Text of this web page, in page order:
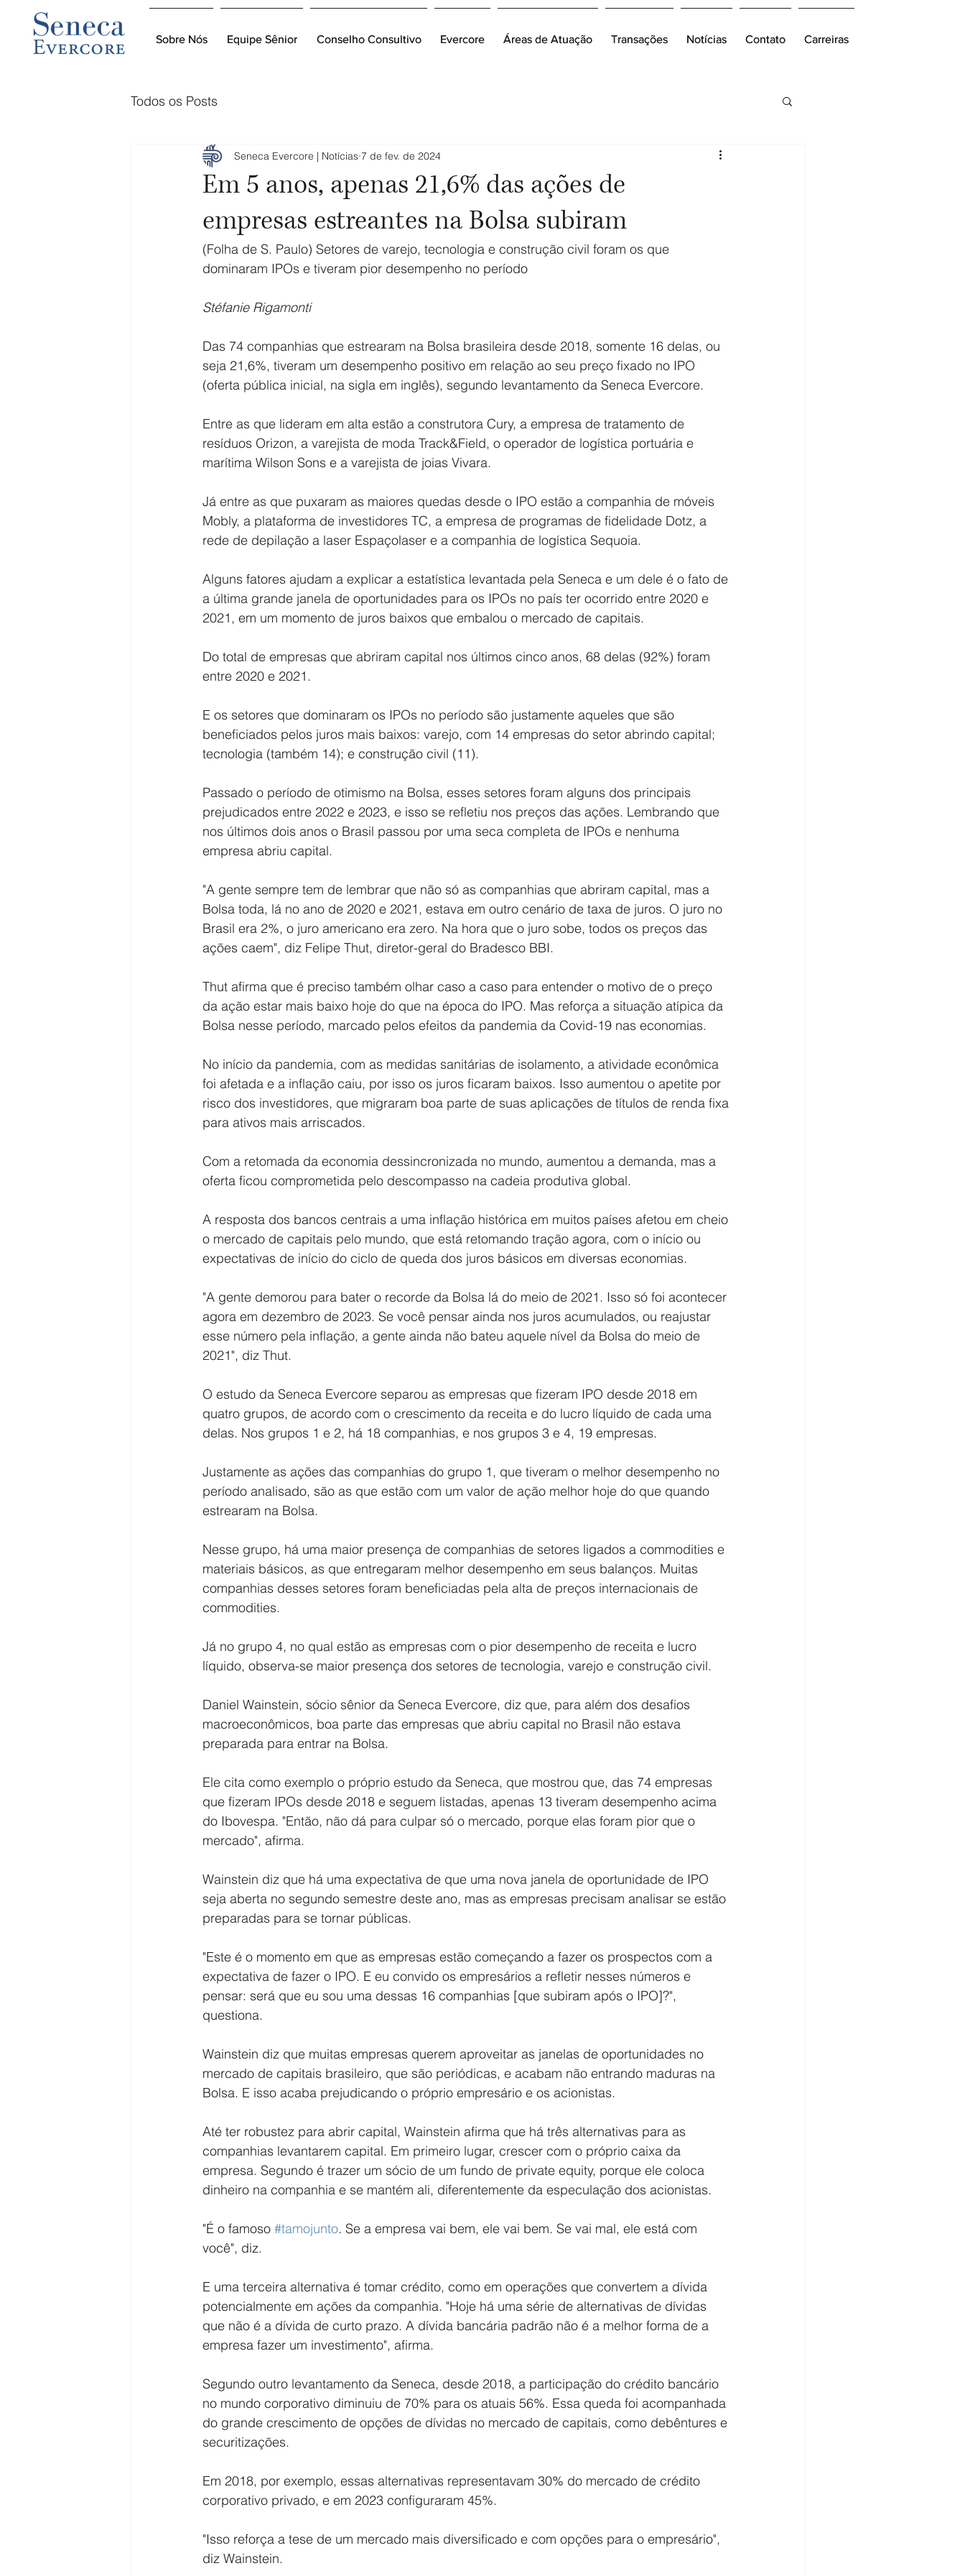
Sobre Nós Equipe Sênior Conselho Consultivo Evercore Áreas de Atuação Transações Notícias Contato Carreiras
Sobre Nós Equipe Sênior Conselho Consultivo Evercore Áreas de Atuação Transações Notícias Contato Carreiras
Todos os Posts
Em 5 anos, apenas 21,6% das ações de
empresas estreantes na Bolsa subiram
Seneca Evercore | Notícias 7 de fev. de 2024
(Folha de S. Paulo) Setores de varejo, tecnologia e construção civil foram os que
dominaram IPOs e tiveram pior desempenho no período
Stéfanie Rigamonti
Das 74 companhias que estrearam na Bolsa brasileira desde 2018, somente 16 delas, ou
seja 21,6%, tiveram um desempenho positivo em relação ao seu preço fixado no IPO
(oferta pública inicial, na sigla em inglês), segundo levantamento da Seneca Evercore.
Entre as que lideram em alta estão a construtora Cury, a empresa de tratamento de
resíduos Orizon, a varejista de moda Track&Field, o operador de logística portuária e
marítima Wilson Sons e a varejista de joias Vivara.
Já entre as que puxaram as maiores quedas desde o IPO estão a companhia de móveis
Mobly, a plataforma de investidores TC, a empresa de programas de fidelidade Dotz, a
rede de depilação a laser Espaçolaser e a companhia de logística Sequoia.
Alguns fatores ajudam a explicar a estatística levantada pela Seneca e um dele é o fato de
a última grande janela de oportunidades para os IPOs no país ter ocorrido entre 2020 e
2021, em um momento de juros baixos que embalou o mercado de capitais.
Do total de empresas que abriram capital nos últimos cinco anos, 68 delas (92%) foram
entre 2020 e 2021.
E os setores que dominaram os IPOs no período são justamente aqueles que são
beneficiados pelos juros mais baixos: varejo, com 14 empresas do setor abrindo capital;
tecnologia (também 14); e construção civil (11).
Passado o período de otimismo na Bolsa, esses setores foram alguns dos principais
prejudicados entre 2022 e 2023, e isso se refletiu nos preços das ações. Lembrando que
nos últimos dois anos o Brasil passou por uma seca completa de IPOs e nenhuma
empresa abriu capital.
"A gente sempre tem de lembrar que não só as companhias que abriram capital, mas a
Bolsa toda, lá no ano de 2020 e 2021, estava em outro cenário de taxa de juros. O juro no
Brasil era 2%, o juro americano era zero. Na hora que o juro sobe, todos os preços das
ações caem", diz Felipe Thut, diretor-geral do Bradesco BBI.
Thut afirma que é preciso também olhar caso a caso para entender o motivo de o preço
da ação estar mais baixo hoje do que na época do IPO. Mas reforça a situação atípica da
Bolsa nesse período, marcado pelos efeitos da pandemia da Covid-19 nas economias.
No início da pandemia, com as medidas sanitárias de isolamento, a atividade econômica
foi afetada e a inflação caiu, por isso os juros ficaram baixos. Isso aumentou o apetite por
risco dos investidores, que migraram boa parte de suas aplicações de títulos de renda fixa
para ativos mais arriscados.
Com a retomada da economia dessincronizada no mundo, aumentou a demanda, mas a
oferta ficou comprometida pelo descompasso na cadeia produtiva global.
A resposta dos bancos centrais a uma inflação histórica em muitos países afetou em cheio
o mercado de capitais pelo mundo, que está retomando tração agora, com o início ou
expectativas de início do ciclo de queda dos juros básicos em diversas economias.
"A gente demorou para bater o recorde da Bolsa lá do meio de 2021. Isso só foi acontecer
agora em dezembro de 2023. Se você pensar ainda nos juros acumulados, ou reajustar
esse número pela inflação, a gente ainda não bateu aquele nível da Bolsa do meio de
2021", diz Thut.
O estudo da Seneca Evercore separou as empresas que fizeram IPO desde 2018 em
quatro grupos, de acordo com o crescimento da receita e do lucro líquido de cada uma
delas. Nos grupos 1 e 2, há 18 companhias, e nos grupos 3 e 4, 19 empresas.
Justamente as ações das companhias do grupo 1, que tiveram o melhor desempenho no
período analisado, são as que estão com um valor de ação melhor hoje do que quando
estrearam na Bolsa.
Nesse grupo, há uma maior presença de companhias de setores ligados a commodities e
materiais básicos, as que entregaram melhor desempenho em seus balanços. Muitas
companhias desses setores foram beneficiadas pela alta de preços internacionais de
commodities.
Já no grupo 4, no qual estão as empresas com o pior desempenho de receita e lucro
líquido, observa-se maior presença dos setores de tecnologia, varejo e construção civil.
Daniel Wainstein, sócio sênior da Seneca Evercore, diz que, para além dos desafios
macroeconômicos, boa parte das empresas que abriu capital no Brasil não estava
preparada para entrar na Bolsa.
Ele cita como exemplo o próprio estudo da Seneca, que mostrou que, das 74 empresas
que fizeram IPOs desde 2018 e seguem listadas, apenas 13 tiveram desempenho acima
do Ibovespa. "Então, não dá para culpar só o mercado, porque elas foram pior que o
mercado", afirma.
Wainstein diz que há uma expectativa de que uma nova janela de oportunidade de IPO
seja aberta no segundo semestre deste ano, mas as empresas precisam analisar se estão
preparadas para se tornar públicas.
"Este é o momento em que as empresas estão começando a fazer os prospectos com a
expectativa de fazer o IPO. E eu convido os empresários a refletir nesses números e
pensar: será que eu sou uma dessas 16 companhias [que subiram após o IPO]?",
questiona.
Wainstein diz que muitas empresas querem aproveitar as janelas de oportunidades no
mercado de capitais brasileiro, que são periódicas, e acabam não entrando maduras na
Bolsa. E isso acaba prejudicando o próprio empresário e os acionistas.
Até ter robustez para abrir capital, Wainstein afirma que há três alternativas para as
companhias levantarem capital. Em primeiro lugar, crescer com o próprio caixa da
empresa. Segundo é trazer um sócio de um fundo de private equity, porque ele coloca
dinheiro na companhia e se mantém ali, diferentemente da especulação dos acionistas.
"É o famoso #tamojunto. Se a empresa vai bem, ele vai bem. Se vai mal, ele está com
você", diz.
E uma terceira alternativa é tomar crédito, como em operações que convertem a dívida
potencialmente em ações da companhia. "Hoje há uma série de alternativas de dívidas
que não é a dívida de curto prazo. A dívida bancária padrão não é a melhor forma de a
empresa fazer um investimento", afirma.
Segundo outro levantamento da Seneca, desde 2018, a participação do crédito bancário
no mundo corporativo diminuiu de 70% para os atuais 56%. Essa queda foi acompanhada
do grande crescimento de opções de dívidas no mercado de capitais, como debêntures e
securitizações.
Em 2018, por exemplo, essas alternativas representavam 30% do mercado de crédito
corporativo privado, e em 2023 configuraram 45%.
"Isso reforça a tese de um mercado mais diversificado e com opções para o empresário",
diz Wainstein.